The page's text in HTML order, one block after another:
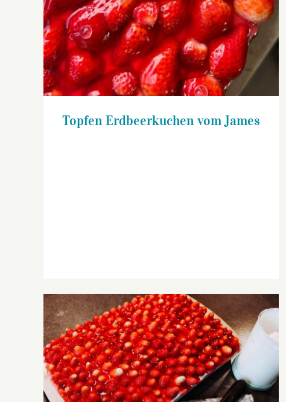
Topfen Erdbeerkuchen vom James
Erdbeerkuchen Ofenzauberer plus